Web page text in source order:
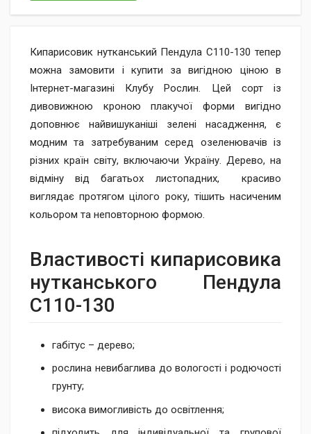
Кипарисовик нутканський Пендула C110-130 тепер
можна замовити і купити за вигідною ціною в
Інтернет-магазині Клубу Рослин. Цей сорт із
дивовижною кроною плакучої форми вигідно
доповнює найвишуканіші зелені насадження, є
модним та затребуваним серед озеленювачів із
різних країн світу, включаючи Україну. Дерево, на
відміну від багатьох листопадних, красиво
виглядає протягом цілого року, тішить насиченим
кольором та неповторною формою.
Властивості кипарисовика
нутканського Пендула
C110-130
габітус – дерево;
рослина невибаглива до вологості і родючості
грунту;
висока вимогливість до освітлення;